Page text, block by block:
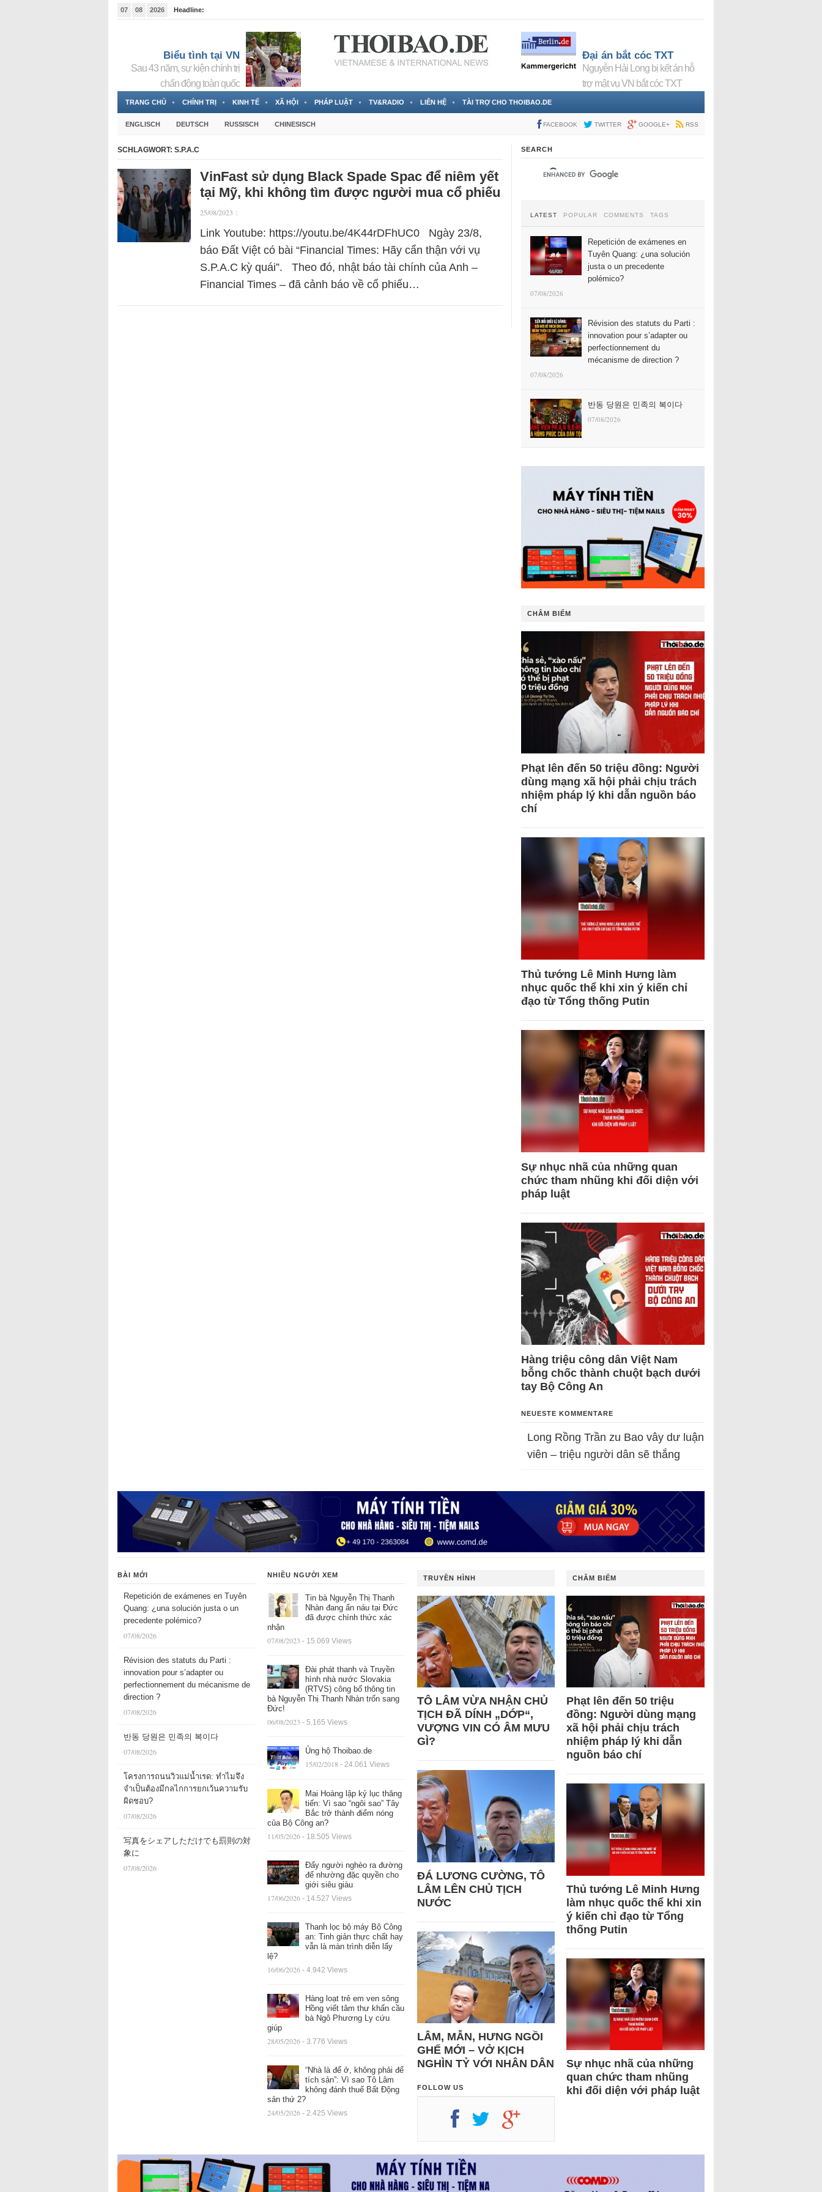
07 08 2026
Headline:
Biểu tình tại VN
Sau 43 năm, sự kiện chính trị
chấn động toàn quốc
Đại án bắt cóc TXT
Nguyễn Hải Long bị kết án hỗ
trợ mật vụ VN bắt cóc TXT
TRANG CHỦ CHÍNH TRỊ KINH TẾ XÃ HỘI PHÁP LUẬT TV&RADIO LIÊN HỆ TÀI TRỢ CHO THOIBAO.DE
ENGLISCH DEUTSCH RUSSISCH CHINESISCH FACEBOOK TWITTER GOOGLE+ RSS
SCHLAGWORT: S.P.A.C
VinFast sử dụng Black Spade Spac để niêm yết
tại Mỹ, khi không tìm được người mua cổ phiếu
25/08/2023 |
Link Youtube: https://youtu.be/4K44rDFhUC0 Ngày 23/8,
báo Đất Việt có bài “Financial Times: Hãy cẩn thận với vụ
S.P.A.C kỳ quái”. Theo đó, nhật báo tài chính của Anh –
Financial Times – đã cảnh báo về cổ phiếu…
SEARCH
LATEST POPULAR COMMENTS TAGS
Repetición de exámenes en
Tuyên Quang: ¿una solución
justa o un precedente
polémico?
07/08/2026
Révision des statuts du Parti :
innovation pour s’adapter ou
perfectionnement du
mécanisme de direction ?
07/08/2026
반동 당원은 민족의 복이다
07/08/2026
CHÂM BIẾM
Phạt lên đến 50 triệu đồng: Người
dùng mạng xã hội phải chịu trách
nhiệm pháp lý khi dẫn nguồn báo
chí
Thủ tướng Lê Minh Hưng làm
nhục quốc thể khi xin ý kiến chỉ
đạo từ Tổng thống Putin
Sự nhục nhã của những quan
chức tham nhũng khi đối diện với
pháp luật
Hàng triệu công dân Việt Nam
bỗng chốc thành chuột bạch dưới
tay Bộ Công An
NEUESTE KOMMENTARE
Long Rồng Trần zu Bao vây dư luận
viên – triệu người dân sẽ thắng
BÀI MỚI
Repetición de exámenes en Tuyên
Quang: ¿una solución justa o un
precedente polémico?
07/08/2026
Révision des statuts du Parti :
innovation pour s’adapter ou
perfectionnement du mécanisme de
direction ?
07/08/2026
반동 당원은 민족의 복이다
07/08/2026
โครงการถนนวิวแม่น้ำเรด: ทำไมจึง
จำเป็นต้องมีกลไกการยกเว้นความรับ
ผิดชอบ?
07/08/2026
写真をシェアしただけでも罰則の対
象に
07/08/2026
NHIỀU NGƯỜI XEM
Tin bà Nguyễn Thị Thanh
Nhàn đang ẩn náu tại Đức
đã được chính thức xác
nhận
07/08/2023 - 15.069 Views
Đài phát thanh và Truyền
hình nhà nước Slovakia
(RTVS) công bố thông tin
bà Nguyễn Thị Thanh Nhàn trốn sang
Đức!
06/08/2023 - 5.165 Views
Ủng hộ Thoibao.de
15/02/2018 - 24.061 Views
Mai Hoàng lập kỷ lục thăng
tiến: Vì sao “ngôi sao” Tây
Bắc trở thành điểm nóng
của Bộ Công an?
11/05/2026 - 18.505 Views
Đẩy người nghèo ra đường
để nhường đặc quyền cho
giới siêu giàu
17/06/2026 - 14.527 Views
Thanh lọc bộ máy Bộ Công
an: Tinh giản thực chất hay
vẫn là màn trình diễn lấy
lệ?
16/06/2026 - 4.942 Views
Hàng loạt trẻ em ven sông
Hồng viết tâm thư khẩn cầu
bà Ngô Phương Ly cứu
giúp
28/05/2026 - 3.776 Views
“Nhà là để ở, không phải để
tích sản”: Vì sao Tô Lâm
không đánh thuế Bất Động
sản thứ 2?
24/05/2026 - 2.425 Views
TRUYỀN HÌNH
TÔ LÂM VỪA NHẬN CHỦ
TỊCH ĐÃ DÍNH „DỚP“,
VƯỢNG VIN CÓ ÂM MƯU
GÌ?
ĐÁ LƯƠNG CƯỜNG, TÔ
LÂM LÊN CHỦ TỊCH
NƯỚC
LÂM, MẪN, HƯNG NGỒI
GHẾ MỚI – VỞ KỊCH
NGHÌN TỶ VỚI NHÂN DÂN
FOLLOW US
CHÂM BIẾM
Phạt lên đến 50 triệu
đồng: Người dùng mạng
xã hội phải chịu trách
nhiệm pháp lý khi dẫn
nguồn báo chí
Thủ tướng Lê Minh Hưng
làm nhục quốc thể khi xin
ý kiến chỉ đạo từ Tổng
thống Putin
Sự nhục nhã của những
quan chức tham nhũng
khi đối diện với pháp luật